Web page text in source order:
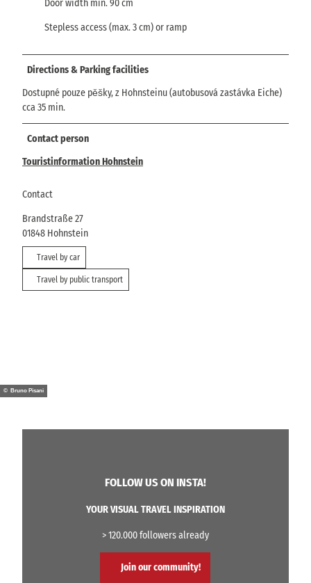
Door width min. 90 cm
Stepless access (max. 3 cm) or ramp
Directions & Parking facilities
Dostupné pouze pěšky, z Hohnsteinu (autobusová zastávka Eiche)
cca 35 min.
Contact person
Touristinformation Hohnstein
Contact
Brandstraße 27
01848 Hohnstein
Travel by car
Travel by public transport
© Bruno Pisani
FOLLOW US ON INSTA!
YOUR VISUAL TRAVEL INSPIRATION
> 120.000 followers already
Join our community!